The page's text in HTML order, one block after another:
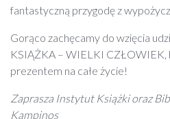
fantastyczną przygodę z
Gorąco zachęcamy do wzięcia
KSIĄŻKA – WIELKI CZŁOWIEK,
prezentem na całe życie!
Zaprasza Instytut Książki oraz
Kampinos